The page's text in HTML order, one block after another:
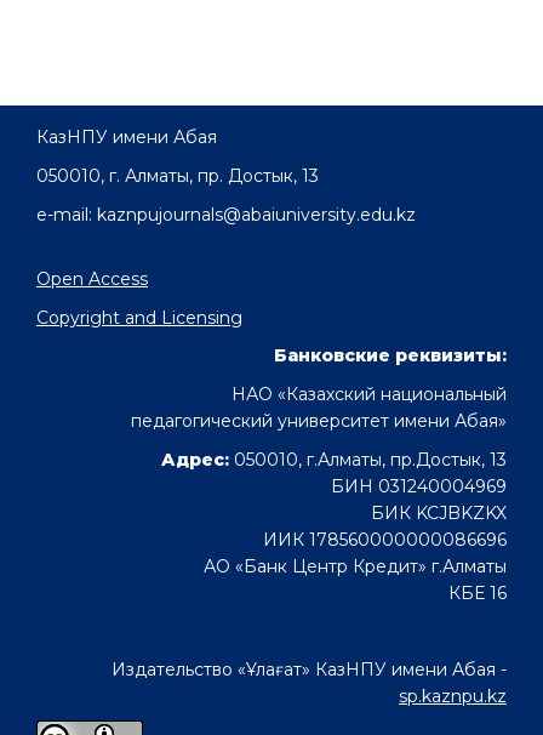
КазНПУ имени Абая
050010, г. Алматы, пр. Достык, 13
e-mail: kaznpujournals@abaiuniversity.edu.kz
Open Access
Copyright and Licensing
Банковские реквизиты:
НАО «Казахский национальный
педагогический университет имени Абая»
Адрес: 050010, г.Алматы, пр.Достык, 13
БИН 031240004969
БИК KCJBKZKX
ИИК 178560000000086696
АО «Банк Центр Кредит» г.Алматы
КБЕ 16
Издательство «Ұлағат» КазНПУ имени Абая -
sp.kaznpu.kz